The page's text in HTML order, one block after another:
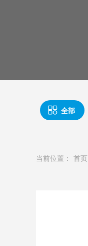
全部
当前位置： 首页